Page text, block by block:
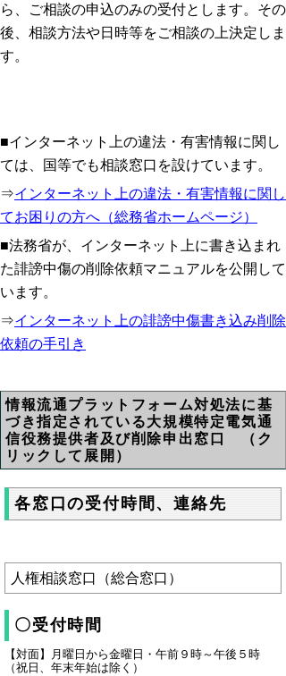
ら、ご相談の申込のみの受付とします。その
後、相談方法や日時等をご相談の上決定しま
す。
■インターネット上の違法・有害情報に関し
ては、国等でも相談窓口を設けています。
⇒インターネット上の違法・有害情報に関し
てお困りの方へ（総務省ホームページ）
■法務省が、インターネット上に書き込まれ
た誹謗中傷の削除依頼マニュアルを公開して
います。
⇒インターネット上の誹謗中傷書き込み削除
依頼の手引き
情報流通プラットフォーム対処法に基
づき指定されている大規模特定電気通
信役務提供者及び削除申出窓口 （ク
リックして展開）
各窓口の受付時間、連絡先
人権相談窓口（総合窓口）
〇受付時間
【対面】月曜日から金曜日・午前９時～午後５時
（祝日、年末年始は除く）